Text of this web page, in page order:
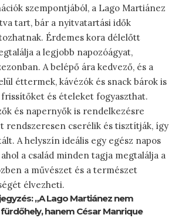
szempontjából, a Lago Martiánez
tart, bár a nyitvatartási idők
Érdemes kora délelőtt
a legjobb napozóágyat,
A belépő ára kedvező, és a
éttermek, kávézók és snack bárok is
és ételeket fogyaszthat.
és napernyők is rendelkezésre
rendszeresen cserélik és tisztítják, így
A helyszín ideális egy egész napos
a család minden tagja megtalálja a
a művészet és a természet
élvezheti.
„A Lago Martiánez nem
hanem César Manrique